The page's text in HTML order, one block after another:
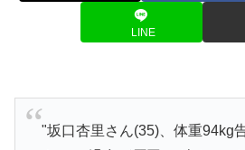
LINE
"坂口杏里さん(35)、体重94kg